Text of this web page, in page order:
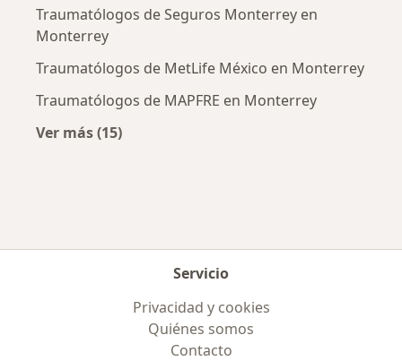
Traumatólogos de Seguros Monterrey en
Monterrey
Traumatólogos de MetLife México en Monterrey
Traumatólogos de MAPFRE en Monterrey
Ver más (15)
Servicio
Privacidad y cookies
Quiénes somos
Contacto